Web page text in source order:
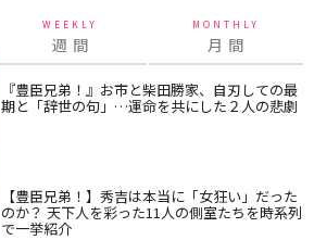
WEEKLY
週 間
MONTHLY
月 間
『豊臣兄弟！』お市と柴田勝家、自刃しての最
期と「辞世の句」…運命を共にした２人の悲劇
【豊臣兄弟！】秀吉は本当に「女狂い」だった
のか？ 天下人を彩った11人の側室たちを時系列
で一挙紹介